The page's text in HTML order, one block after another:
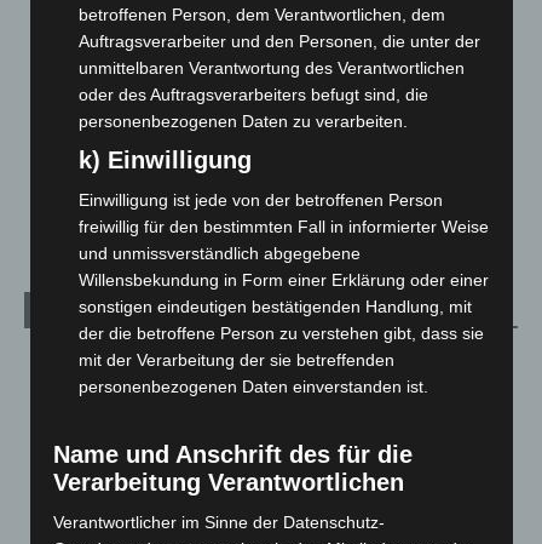
Mann läuft mit Hockeyschläger über A7 – Polizei sucht
Zeugen
5. August 2026
5. August 2026
Kategorien
Blaulicht
Corona-News
Langenhagen und Ortsteile
betroffenen Person, dem Verantwortlichen, dem
Auftragsverarbeiter und den Personen, die unter der
unmittelbaren Verantwortung des Verantwortlichen
oder des Auftragsverarbeiters befugt sind, die
personenbezogenen Daten zu verarbeiten.
k) Einwilligung
Einwilligung ist jede von der betroffenen Person
freiwillig für den bestimmten Fall in informierter Weise
und unmissverständlich abgegebene
Willensbekundung in Form einer Erklärung oder einer
sonstigen eindeutigen bestätigenden Handlung, mit
der die betroffene Person zu verstehen gibt, dass sie
mit der Verarbeitung der sie betreffenden
personenbezogenen Daten einverstanden ist.
Name und Anschrift des für die
Verarbeitung Verantwortlichen
Verantwortlicher im Sinne der Datenschutz-